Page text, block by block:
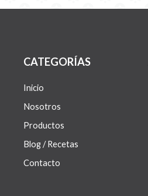
CATEGORÍAS
Inicio
Nosotros
Productos
Blog / Recetas
Contacto